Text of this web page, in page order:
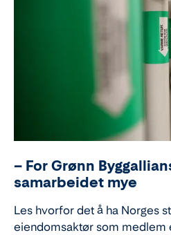
– For Grønn
samarbeidet mye
Les hvorfor det å ha Norges
eiendomsaktør som medlem